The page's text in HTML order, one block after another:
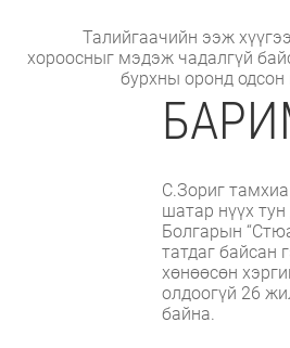
Талийгаачийн ээж
хороосныг мэдэж чадалгүй
бурхны оронд одсон
С.Зориг
шатар нүүх
Болгарын
татдаг байсан
хөнөөсөн
олдоогүй 26
байна.